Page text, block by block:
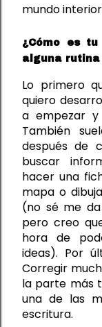
mundo
¿Cómo es
alguna
Lo primero
quiero
a empezar
También
después de
buscar
hacer una
mapa o
(no sé me
pero creo
hora de
ideas). Por
Corregir
la parte más
una de las
escritura.